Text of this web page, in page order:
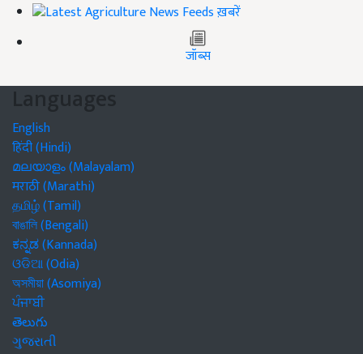
ख़बरें
जॉब्स
Languages
English
हिंदी (Hindi)
മലയാളം (Malayalam)
मराठी (Marathi)
தமிழ் (Tamil)
বাঙালি (Bengali)
ಕನ್ನಡ (Kannada)
ଓଡିଆ (Odia)
অসমীয়া (Asomiya)
ਪੰਜਾਬੀ
తెలుగు
ગુજરાતી